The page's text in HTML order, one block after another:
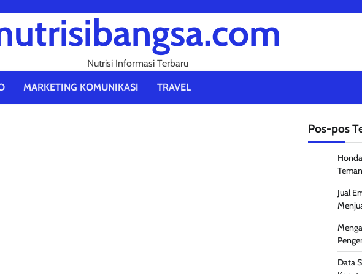
Nutrisi Informasi Terbaru
MARKETING KOMUNIKASI TRAVEL
Pos-pos
Jual
Data